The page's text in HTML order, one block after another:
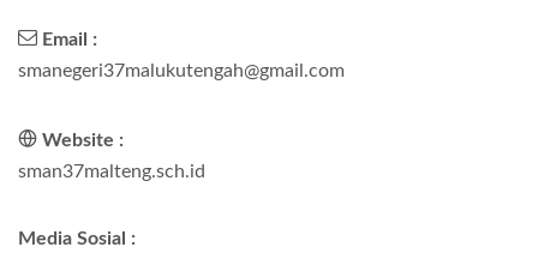
Email :
smanegeri37malukutengah@gmail.com
Website :
sman37malteng.sch.id
Media Sosial :